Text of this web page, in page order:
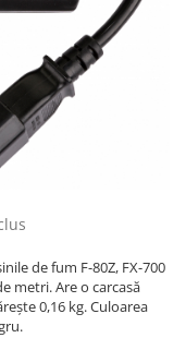
de fum F-80Z, FX-700
metri. Are o carcasă
0,16 kg. Culoarea